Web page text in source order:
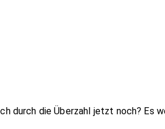
durch die Überzahl jetzt noch? Es